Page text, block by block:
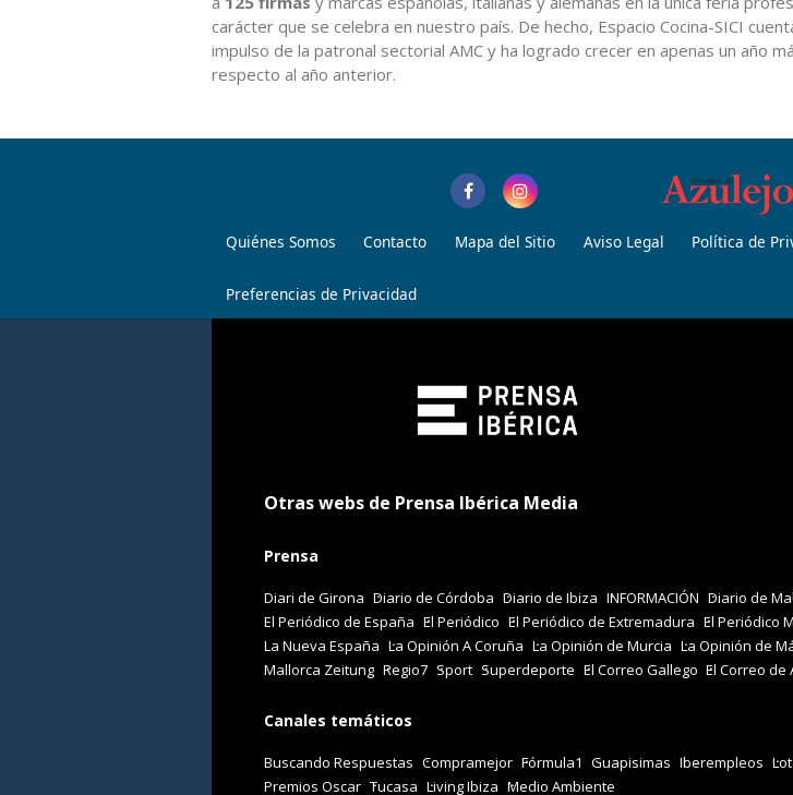
carácter que se celebra en nuestro país. De hecho, Espacio Cocina-SICI
impulso de la patronal sectorial AMC y ha logrado crecer en apenas un año
respecto al año anterior.
Quiénes Somos Contacto Mapa del Sitio Aviso Legal Política de
Preferencias de Privacidad
Otras webs de Prensa Ibérica Media
Prensa
Diari de Girona Diario de Córdoba Diario de Ibiza INFORMACIÓN Diario de
El Periódico de España El Periódico El Periódico de Extremadura El Periódico
La Nueva España La Opinión A Coruña La Opinión de Murcia La Opinión de
Mallorca Zeitung Regio7 Sport Superdeporte El Correo Gallego El Correo de
Canales temáticos
Buscando Respuestas Compramejor Fórmula1 Guapisimas Iberempleos
Premios Oscar Tucasa Living Ibiza Medio Ambiente